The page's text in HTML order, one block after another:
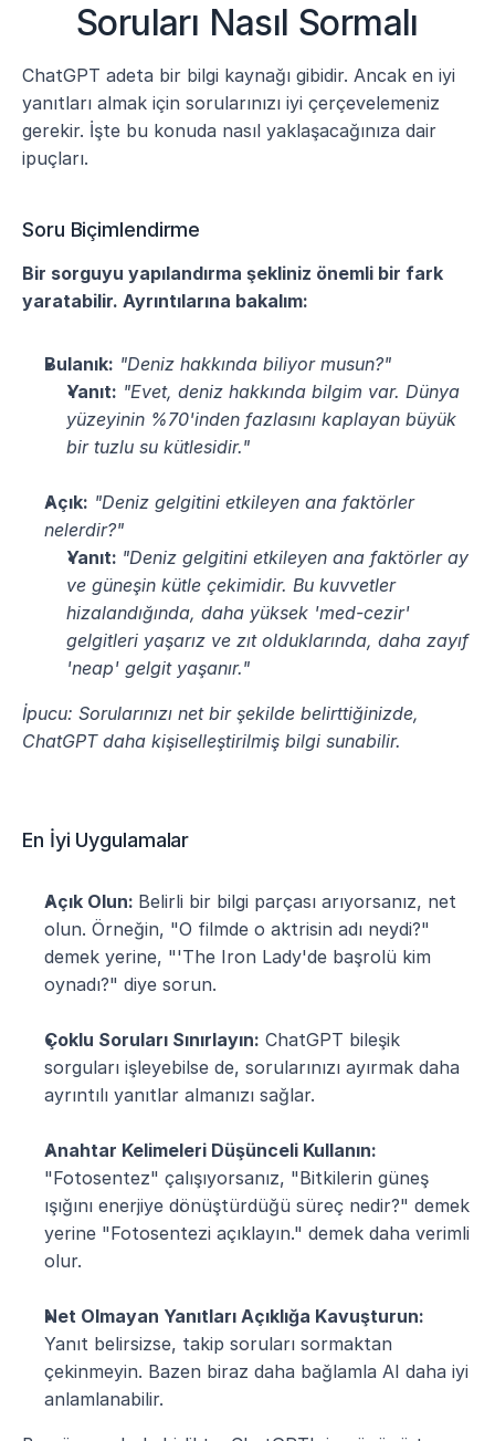
Soruları Nasıl Sormalı
ChatGPT adeta bir bilgi kaynağı gibidir. Ancak en iyi
yanıtları almak için sorularınızı iyi çerçevelemeniz
gerekir. İşte bu konuda nasıl yaklaşacağınıza dair
ipuçları.
Soru Biçimlendirme
Bir sorguyu yapılandırma şekliniz önemli bir fark
yaratabilir. Ayrıntılarına bakalım:
Bulanık: "Deniz hakkında biliyor musun?"
Yanıt: "Evet, deniz hakkında bilgim var. Dünya
yüzeyinin %70'inden fazlasını kaplayan büyük
bir tuzlu su kütlesidir."
Açık: "Deniz gelgitini etkileyen ana faktörler
nelerdir?"
Yanıt: "Deniz gelgitini etkileyen ana faktörler ay
ve güneşin kütle çekimidir. Bu kuvvetler
hizalandığında, daha yüksek 'med-cezir'
gelgitleri yaşarız ve zıt olduklarında, daha zayıf
'neap' gelgit yaşanır."
İpucu: Sorularınızı net bir şekilde belirttiğinizde,
ChatGPT daha kişiselleştirilmiş bilgi sunabilir.
En İyi Uygulamalar
Açık Olun: Belirli bir bilgi parçası arıyorsanız, net
olun. Örneğin, "O filmde o aktrisin adı neydi?"
demek yerine, "'The Iron Lady'de başrolü kim
oynadı?" diye sorun.
Çoklu Soruları Sınırlayın: ChatGPT bileşik
sorguları işleyebilse de, sorularınızı ayırmak daha
ayrıntılı yanıtlar almanızı sağlar.
Anahtar Kelimeleri Düşünceli Kullanın:
"Fotosentez" çalışıyorsanız, "Bitkilerin güneş
ışığını enerjiye dönüştürdüğü süreç nedir?" demek
yerine "Fotosentezi açıklayın." demek daha verimli
olur.
Net Olmayan Yanıtları Açıklığa Kavuşturun:
Yanıt belirsizse, takip soruları sormaktan
çekinmeyin. Bazen biraz daha bağlamla AI daha iyi
anlamlanabilir.